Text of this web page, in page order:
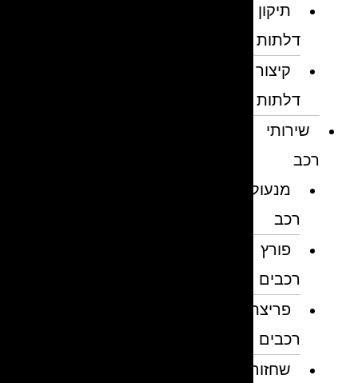
תיקון
דלתות
קיצור
דלתות
שירותי
מנעולן
פורץ
רכבים
פריצת
רכבים
שחזור